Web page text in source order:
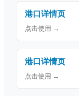
港口详情页
点击使用 →
港口详情页
点击使用 →